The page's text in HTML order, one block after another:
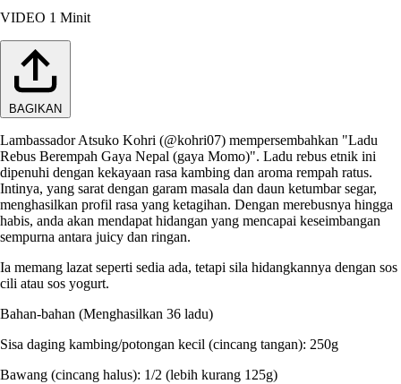
VIDEO 1 Minit
BAGIKAN
Lambassador Atsuko Kohri (@kohri07) mempersembahkan "Ladu
Rebus Berempah Gaya Nepal (gaya Momo)". Ladu rebus etnik ini
dipenuhi dengan kekayaan rasa kambing dan aroma rempah ratus.
Intinya, yang sarat dengan garam masala dan daun ketumbar segar,
menghasilkan profil rasa yang ketagihan. Dengan merebusnya hingga
habis, anda akan mendapat hidangan yang mencapai keseimbangan
sempurna antara juicy dan ringan.
Ia memang lazat seperti sedia ada, tetapi sila hidangkannya dengan sos
cili atau sos yogurt.
Bahan-bahan (Menghasilkan 36 ladu)
Sisa daging kambing/potongan kecil (cincang tangan): 250g
Bawang (cincang halus): 1/2 (lebih kurang 125g)